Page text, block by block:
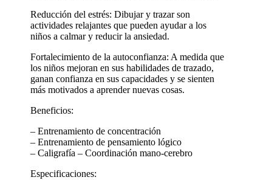
Reducción del estrés: Dibujar y trazar son
actividades relajantes que pueden ayudar a los
niños a calmar y reducir la ansiedad.
Fortalecimiento de la autoconfianza: A medida que
los niños mejoran en sus habilidades de trazado,
ganan confianza en sus capacidades y se sienten
más motivados a aprender nuevas cosas.
Beneficios:
– Entrenamiento de concentración
– Entrenamiento de pensamiento lógico
– Caligrafía – Coordinación mano-cerebro
Especificaciones: